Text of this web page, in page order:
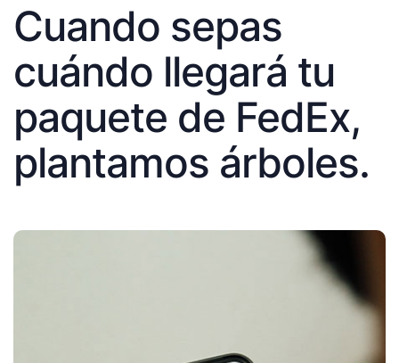
Cuando sepas
cuándo llegará tu
paquete de FedEx,
plantamos árboles.